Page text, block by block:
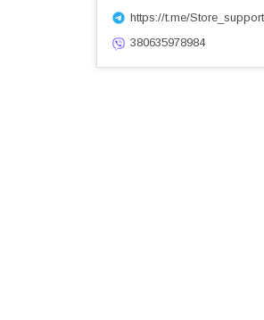
https://t.me/
380635978984